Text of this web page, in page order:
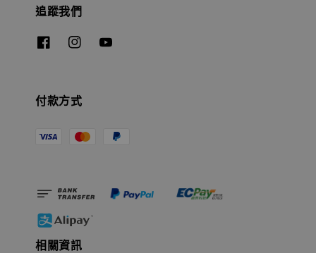
子彈飛 鵝城縣長 張麻子 [BK01]
NT$ 4,980
NT$ 5,300
追蹤我們
付款方式
相關資訊